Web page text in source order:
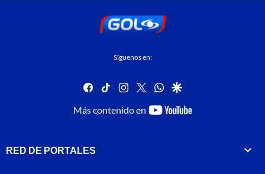
Síguenos en:
facebook
tiktok instagram
twitterwhatsapp
google
Más contenido en
youtube-
RED DE PORTALES